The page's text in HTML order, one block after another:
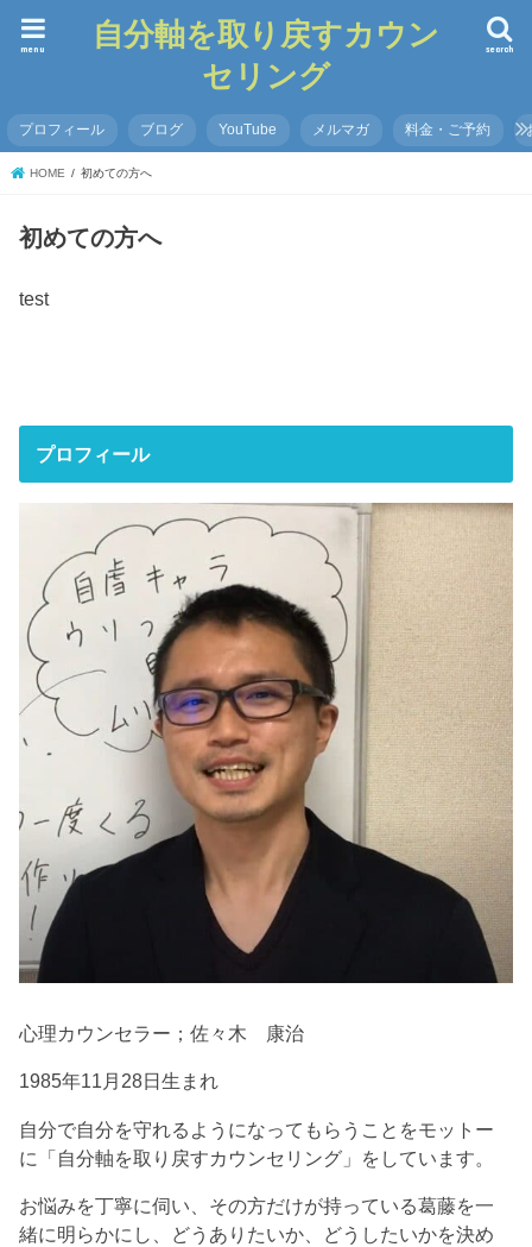
自分軸を取り戻すカウン
セリング
search
menu
プロフィール ブログ YouTube メルマガ 料金・ご予約
HOME 初めての方へ
初めての方へ
test
プロフィール
心理カウンセラー；佐々木 康治
1985年11月28日生まれ
自分で自分を守れるようになってもらうことをモットー
に「自分軸を取り戻すカウンセリング」をしています。
お悩みを丁寧に伺い、その方だけが持っている葛藤を一
緒に明らかにし、どうありたいか、どうしたいかを決め